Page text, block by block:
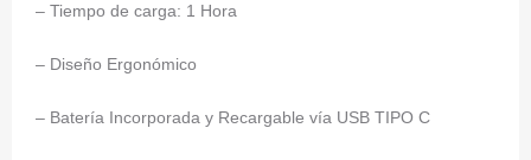
– Tiempo de carga: 1 Hora
– Diseño Ergonómico
– Batería Incorporada y Recargable vía USB TIPO C